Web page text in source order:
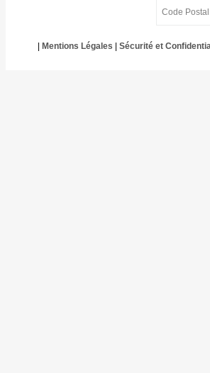
Code
Mentions Légales Sécurité et